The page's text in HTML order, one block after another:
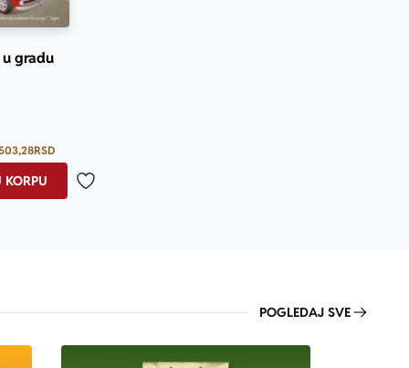
gradu
RSD
Dodaj u omiljene
POGLEDAJ SVE